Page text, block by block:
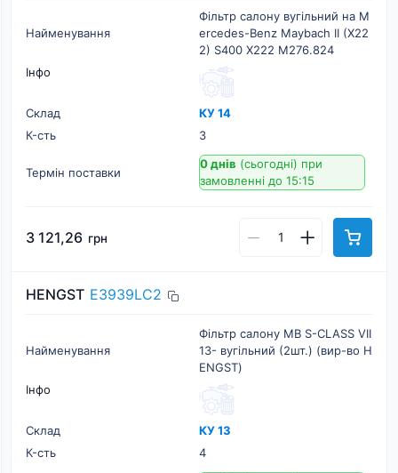
Найменування
Фільтр салону вугільний на M
ercedes-Benz Maybach II (X22
2) S400 X222 M276.824
Інфо
Склад
КУ 14
К-cть
3
Термін поставки
0 днів (сьогодні) при
замовленні до 15:15
3 121,26 грн
HENGST E3939LC2
Найменування
Фільтр салону MB S-CLASS VII
13- вугільний (2шт.) (вир-во H
ENGST)
Інфо
Склад
КУ 13
К-cть
4